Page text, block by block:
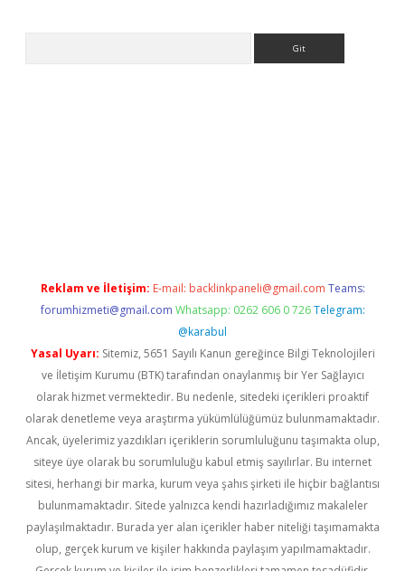
Reklam ve İletişim: E-mail: backlinkpaneli@gmail.com Teams:
forumhizmeti@gmail.com Whatsapp: 0262 606 0 726 Telegram:
@karabul
Yasal Uyarı: Sitemiz, 5651 Sayılı Kanun gereğince Bilgi Teknolojileri
ve İletişim Kurumu (BTK) tarafından onaylanmış bir Yer Sağlayıcı
olarak hizmet vermektedir. Bu nedenle, sitedeki içerikleri proaktif
olarak denetleme veya araştırma yükümlülüğümüz bulunmamaktadır.
Ancak, üyelerimiz yazdıkları içeriklerin sorumluluğunu taşımakta olup,
siteye üye olarak bu sorumluluğu kabul etmiş sayılırlar. Bu internet
sitesi, herhangi bir marka, kurum veya şahıs şirketi ile hiçbir bağlantısı
bulunmamaktadır. Sitede yalnızca kendi hazırladığımız makaleler
paylaşılmaktadır. Burada yer alan içerikler haber niteliği taşımamakta
olup, gerçek kurum ve kişiler hakkında paylaşım yapılmamaktadır.